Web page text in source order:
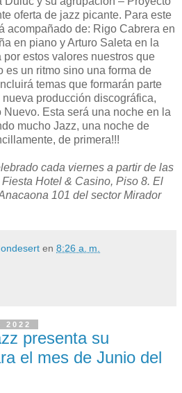
oferta de jazz picante. Para este
acompañado de: Rigo Cabrera en
en piano y Arturo Saleta en la
estos valores nuestros que
es un ritmo sino una forma de
temas que formarán parte
nueva producción discográfica,
Esta será una noche en la
mucho Jazz, una noche de
de primera!!!
cada viernes a partir de las
Hotel & Casino, Piso 8. El
101 del sector Mirador
en 8:26 a. m.
2022
presenta su
el mes de Junio del